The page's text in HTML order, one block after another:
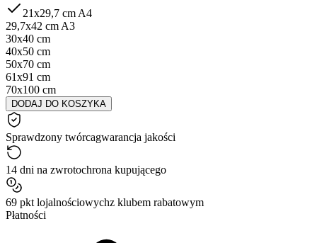
21x29,7 cm A4
29,7x42 cm A3
30x40 cm
40x50 cm
50x70 cm
61x91 cm
70x100 cm
DODAJ DO KOSZYKA
Sprawdzony twórcagwarancja jakości
14 dni na zwrotochrona kupującego
69 pkt lojalnościowychz klubem rabatowym
Płatności